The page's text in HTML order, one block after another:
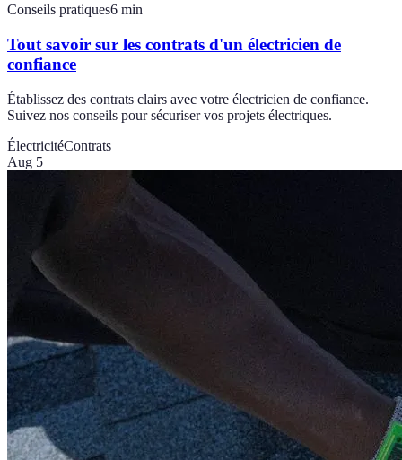
Conseils pratiques6 min
Tout savoir sur les contrats d'un électricien de
confiance
Établissez des contrats clairs avec votre électricien de confiance.
Suivez nos conseils pour sécuriser vos projets électriques.
ÉlectricitéContrats
Aug 5